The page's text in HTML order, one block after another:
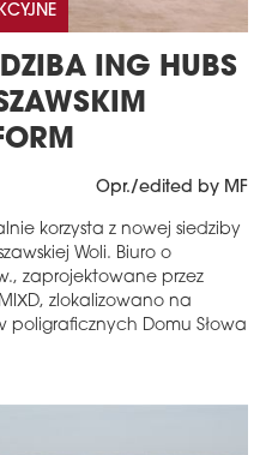
ING HUBS
Opr./edited by MF
korzysta z nowej siedziby
Woli. Biuro o
zaprojektowane przez
zlokalizowano na
Domu Słowa